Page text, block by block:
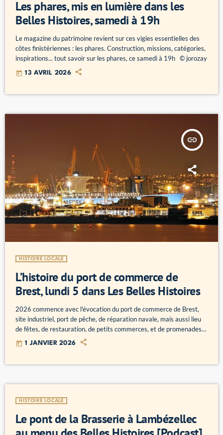
Les phares, mis en lumière dans les
Belles Histoires, samedi à 19h
Le magazine du patrimoine revient sur ces vigies essentielles des
côtes finistériennes : les phares. Construction, missions, catégories,
inspirations... tout savoir sur les phares, ce samedi à 19h © jorozay
today 13 AVRIL 2026
insert_link
HISTOIRE LOCALE
L’histoire du port de commerce de
Brest, lundi 5 dans Les Belles Histoires
2026 commence avec l'évocation du port de commerce de Brest,
site industriel, port de pêche, de réparation navale, mais aussi lieu
de fêtes, de restauration, de petits commerces, et de promenades.
C'est lundi à 19h dans les Belles Histoires. Photo Frédéric Le
Mouillour
today 1 JANVIER 2026
HISTOIRE LOCALE
Le pont de la Brasserie à Lambézellec